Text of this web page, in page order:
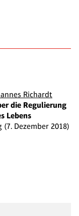
Richardt
die Regulierung
Lebens
Dezember 2018)